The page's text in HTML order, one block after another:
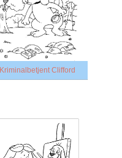
Kriminalbetjent Clifford